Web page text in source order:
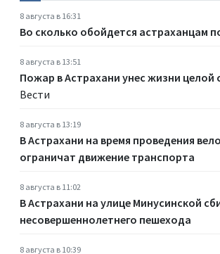
8 августа в 16:31
Во сколько обойдется астраханцам
8 августа в 13:51
Пожар в Астрахани унес жизни целой
Вести
8 августа в 13:19
В Астрахани на время проведения
ограничат движение транспорта
8 августа в 11:02
В Астрахани на улице Минусинской
несовершеннолетнего пешехода
8 августа в 10:39